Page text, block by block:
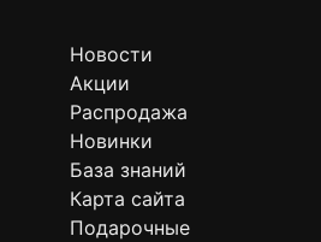
Новости
Акции
Распродажа
Новинки
База знаний
Карта сайта
Подарочные